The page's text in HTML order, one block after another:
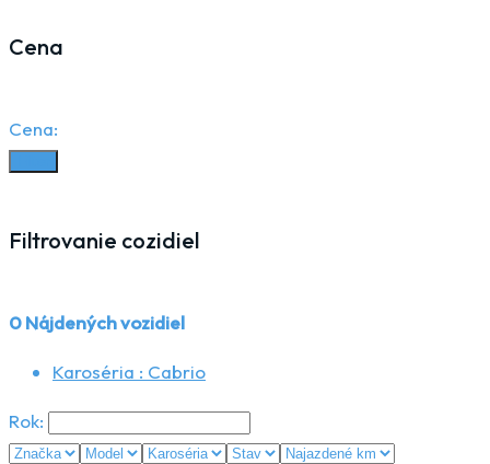
Cena
Cena:
Filtrovanie cozidiel
0Nájdených vozidiel
Karoséria : Cabrio
Rok: